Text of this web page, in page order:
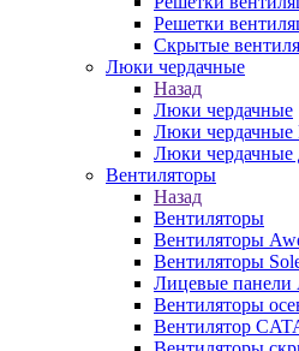
Решетки
Скрытые
Люки чердачные
Назад
Люки чердачные
Люки чердачные
Люки чердачные
Вентиляторы
Назад
Вентиляторы
Вентиляторы
Вентиляторы
Лицевые панели
Вентиляторы
Вентилятор